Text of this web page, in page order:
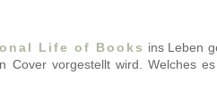
Life of Books ins Leben
Cover vorgestellt wird. Welches